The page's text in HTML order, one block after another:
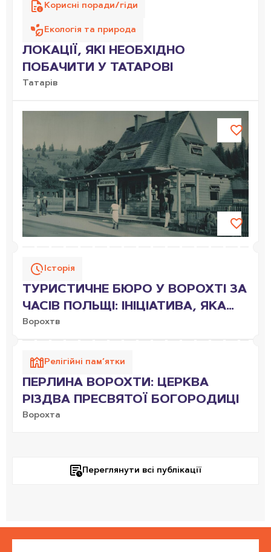
Корисні поради/гіди
Екологія та природа
ЛОКАЦІЇ, ЯКІ НЕОБХІДНО
ПОБАЧИТИ У ТАТАРОВІ
Татарів
Історія
ТУРИСТИЧНЕ БЮРО У ВОРОХТІ ЗА
ЧАСІВ ПОЛЬЩІ: ІНІЦІАТИВА, ЯКА
ЗМІНИЛА ВСЕ
Ворохтв
Релігійні пам’ятки
ПЕРЛИНА ВОРОХТИ: ЦЕРКВА
РІЗДВА ПРЕСВЯТОЇ БОГОРОДИЦІ
Ворохта
Переглянути всі публікації